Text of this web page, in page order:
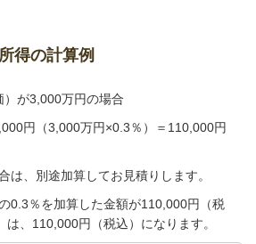
得の計算例
が3,000万円の場合
円（3,000万円×0.3％）＝110,000円
は、別途加算してお見積りします。
0.3％を加算した金額が110,000円（税
110,000円（税込）になります。